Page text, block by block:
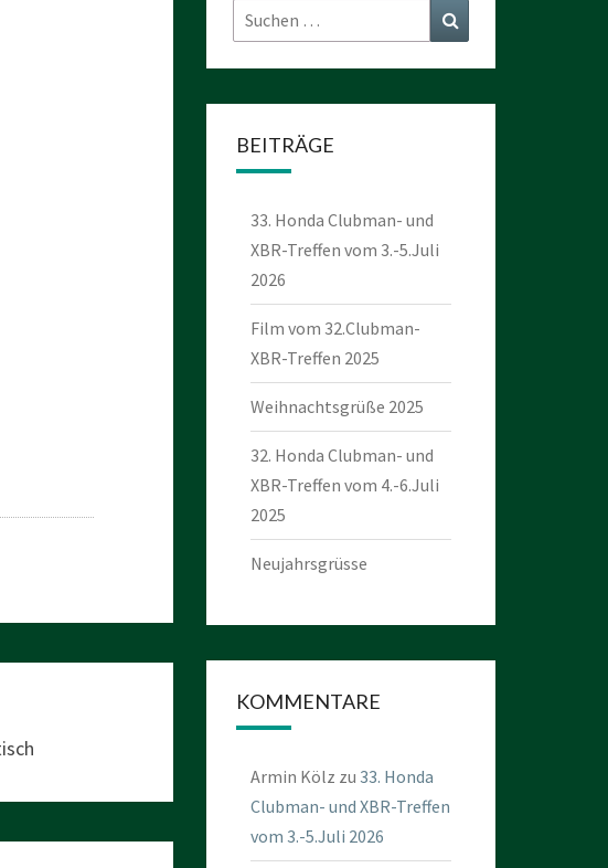
Suchen
nach:
BEITRÄGE
33. Honda Clubman- und
XBR-Treffen vom 3.-5.Juli
2026
Film vom 32.Clubman-
XBR-Treffen 2025
Weihnachtsgrüße 2025
32. Honda Clubman- und
XBR-Treffen vom 4.-6.Juli
2025
Neujahrsgrüsse
KOMMENTARE
Armin Kölz zu 33. Honda
Clubman- und XBR-Treffen
vom 3.-5.Juli 2026